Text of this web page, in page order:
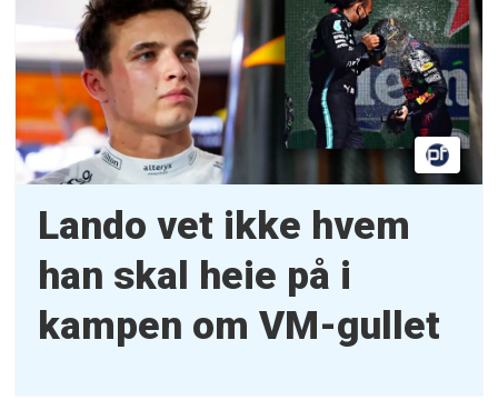
Lando vet ikke hvem
han skal heie på i
kampen om VM-gullet